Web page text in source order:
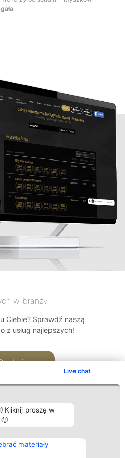
Live chat
Kliknij proszę w
materiały
w branży
Ciebie? Sprawdź naszą
z usług najlepszych!
Kontakt
Kontakt